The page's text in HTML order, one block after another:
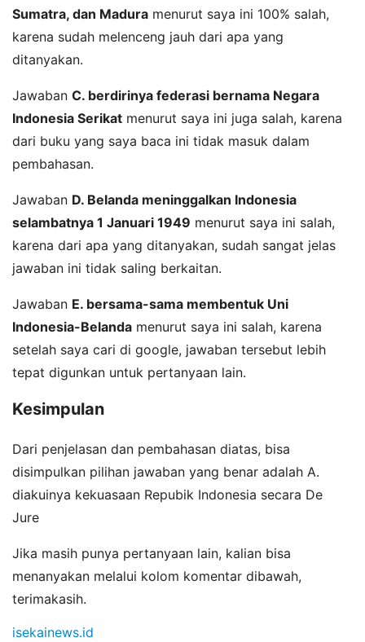
Sumatra, dan Madura menurut saya ini 100% salah,
karena sudah melenceng jauh dari apa yang
ditanyakan.
Jawaban C. berdirinya federasi bernama Negara
Indonesia Serikat menurut saya ini juga salah, karena
dari buku yang saya baca ini tidak masuk dalam
pembahasan.
Jawaban D. Belanda meninggalkan Indonesia
selambatnya 1 Januari 1949 menurut saya ini salah,
karena dari apa yang ditanyakan, sudah sangat jelas
jawaban ini tidak saling berkaitan.
Jawaban E. bersama-sama membentuk Uni
Indonesia-Belanda menurut saya ini salah, karena
setelah saya cari di google, jawaban tersebut lebih
tepat digunkan untuk pertanyaan lain.
Kesimpulan
Dari penjelasan dan pembahasan diatas, bisa
disimpulkan pilihan jawaban yang benar adalah A.
diakuinya kekuasaan Repubik Indonesia secara De
Jure
Jika masih punya pertanyaan lain, kalian bisa
menanyakan melalui kolom komentar dibawah,
terimakasih.
isekainews.id